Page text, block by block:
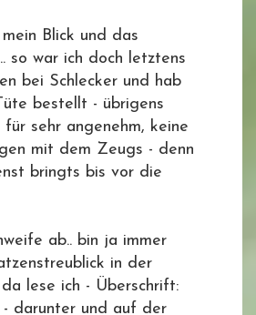
Blick und das
so war ich doch letztens
bei Schlecker und hab
bestellt - übrigens
sehr angenehm, keine
mit dem Zeugs - denn
bringts bis vor die
ab.. bin ja immer
in der
da lese ich - Überschrift:
- darunter und auf der